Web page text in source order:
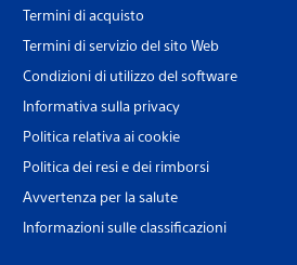
Termini di acquisto
Termini di servizio del sito Web
Condizioni di utilizzo del software
Informativa sulla privacy
Politica relativa ai cookie
Politica dei resi e dei rimborsi
Avvertenza per la salute
Informazioni sulle classificazioni